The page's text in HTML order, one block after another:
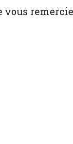
vous